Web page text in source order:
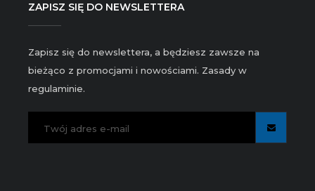
ZAPISZ SIĘ DO NEWSLETTERA
Zapisz się do newslettera, a będziesz zawsze na
bieżąco z promocjami i nowościami. Zasady w
regulaminie.